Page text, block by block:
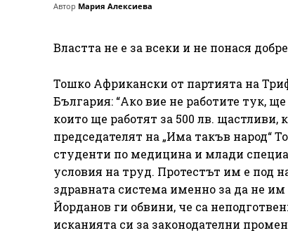
Автор Мария Алексиева
Властта не е за всеки и не понася
Тошко Африкански от партията на
България: “Ако вие не работите тук,
които ще работят за 500 лв.
председателят на „Има такъв народ“
студенти по медицина и млади
условия на труд. Протестът им е под
здравната система именно за да не
Йорданов ги обвини, че са
исканията си за законодателни